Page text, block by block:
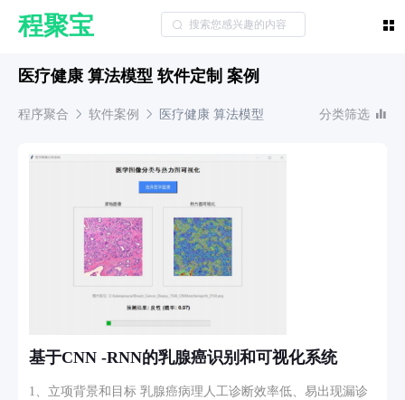
程聚宝
医疗健康 算法模型 软件定制 案例
程序聚合 软件案例 医疗健康 算法模型 分类筛选
基于CNN -RNN的乳腺癌识别和可视化系统
1、立项背景和目标 乳腺癌病理人工诊断效率低、易出现漏诊